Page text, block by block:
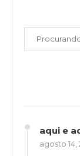
aqui e
agosto 14,